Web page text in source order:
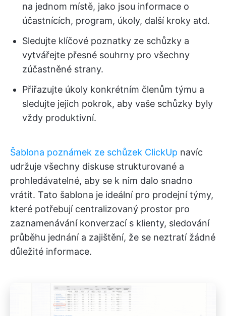
na jednom místě, jako jsou informace o
účastnících, program, úkoly, další kroky atd.
Sledujte klíčové poznatky ze schůzky a
vytvářejte přesné souhrny pro všechny
zúčastněné strany.
Přiřazujte úkoly konkrétním členům týmu a
sledujte jejich pokrok, aby vaše schůzky byly
vždy produktivní.
Šablona poznámek ze schůzek ClickUp navíc
udržuje všechny diskuse strukturované a
prohledávatelné, aby se k nim dalo snadno
vrátit. Tato šablona je ideální pro prodejní týmy,
které potřebují centralizovaný prostor pro
zaznamenávání konverzací s klienty, sledování
průběhu jednání a zajištění, že se neztratí žádné
důležité informace.